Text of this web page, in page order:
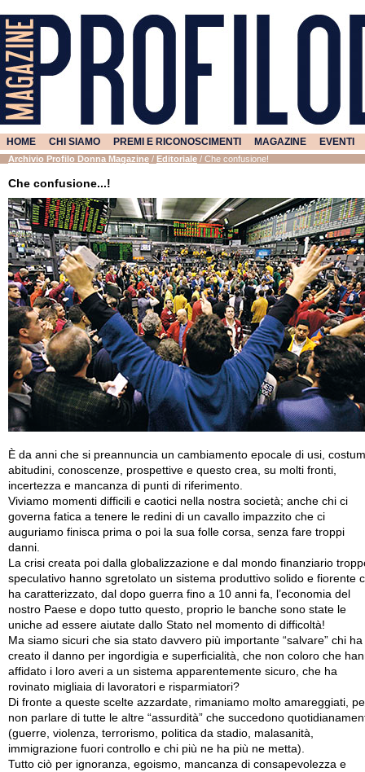
HOME CHI SIAMO PREMI E RICONOSCIMENTI MAGAZINE EVENTI
Archivio Profilo Donna Magazine / Editoriale / Che confusione!
Che confusione...!
È da anni che si preannuncia un cambiamento epocale di usi,
abitudini, conoscenze, prospettive e questo crea, su molti fronti,
incertezza e mancanza di punti di riferimento.
Viviamo momenti difficili e caotici nella nostra società; anche chi ci
governa fatica a tenere le redini di un cavallo impazzito che ci
auguriamo finisca prima o poi la sua folle corsa, senza fare troppi
danni.
La crisi creata poi dalla globalizzazione e dal mondo finanziario
speculativo hanno sgretolato un sistema produttivo solido e fiorente
ha caratterizzato, dal dopo guerra fino a 10 anni fa, l’economia del
nostro Paese e dopo tutto questo, proprio le banche sono state le
uniche ad essere aiutate dallo Stato nel momento di difficoltà!
Ma siamo sicuri che sia stato davvero più importante “salvare” chi ha
creato il danno per ingordigia e superficialità, che non coloro che
affidato i loro averi a un sistema apparentemente sicuro, che ha
rovinato migliaia di lavoratori e risparmiatori?
Di fronte a queste scelte azzardate, rimaniamo molto amareggiati,
non parlare di tutte le altre “assurdità” che succedono
(guerre, violenza, terrorismo, politica da stadio, malasanità,
immigrazione fuori controllo e chi più ne ha più ne metta).
Tutto ciò per ignoranza, egoismo, mancanza di consapevolezza e